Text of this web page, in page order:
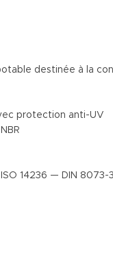
destinée à la
protection anti-UV
14236 — DIN 8073-3